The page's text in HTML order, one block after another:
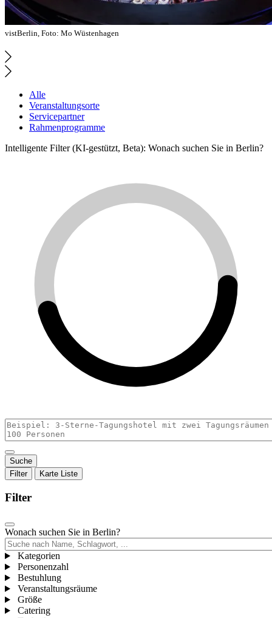
vistBerlin, Foto: Mo Wüstenhagen
Alle
Veranstaltungsorte
Servicepartner
Rahmenprogramme
Intelligente Filter (KI-gestützt, Beta): Wonach suchen Sie in Berlin?
Filter Karte Liste
Filter
Wonach suchen Sie in Berlin?
Kategorien
Aktive
Filter
in
Personenzahl
Filter
Bestuhlung,
Aktive
Veranstaltungsräume,
Größe,
Aktive
Catering,